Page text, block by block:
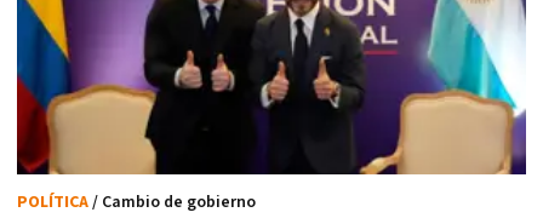
POLÍTICA/ Cambio de gobierno